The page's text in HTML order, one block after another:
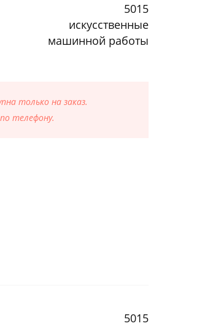
5015
искусственные
машинной работы
только на заказ.
телефону.
5015